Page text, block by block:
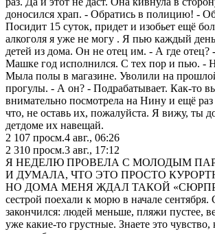
доносился храп. - Обратись в полицию! -
Посидит 15 суток, придет и изобьет ещё
алкоголя я уже не могу . Я пью каждый
детей из дома. Он не отец им. - А где отец?
Машке год исполнился. С тех пор и пью. -
Мыла полы в магазине. Уволили на
прогулы. - А он? - Подрабатывает. Как-то
внимательно посмотрела на Нину и ещё
что, не оставь их, пожалуйста. Я вижу, ты
детдоме их навещай.
2 107 просм.4 авг., 06:26
2 310 просм.3 авг., 17:12
Я НЕДЕЛЮ ПРОВЕЛА С МОЛОДЫМ
И ДУМАЛА, ЧТО ЭТО ПРОСТО
НО ДОМА МЕНЯ ЖДАЛ ТАКОЙ
сестрой поехали к морю в начале сентября.
закончился: людей меньше, пляжи пустее,
уже какие-то грустные. Знаете это чувство,